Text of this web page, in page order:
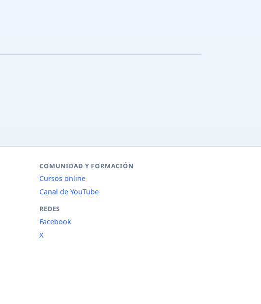
COMUNIDAD Y FORMACIÓN
Cursos online
Canal de YouTube
REDES
Facebook
X